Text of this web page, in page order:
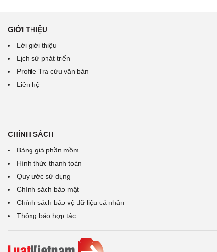
GIỚI THIỆU
Lời giới thiệu
Lịch sử phát triển
Profile Tra cứu văn bản
Liên hệ
CHÍNH SÁCH
Bảng giá phần mềm
Hình thức thanh toán
Quy ước sử dụng
Chính sách bảo mật
Chính sách bảo vệ dữ liệu cá nhân
Thông báo hợp tác